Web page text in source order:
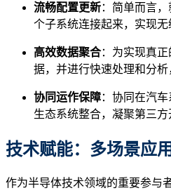
流畅配置更新：简单而言
个子系统连接起来，实现无
高效数据聚合：为实现真
据，并进行快速处理和分析
协同运作保障：协同在汽
生态系统整合，凝聚第三
技术赋能：多场景应
作为半导体技术领域的重要参与